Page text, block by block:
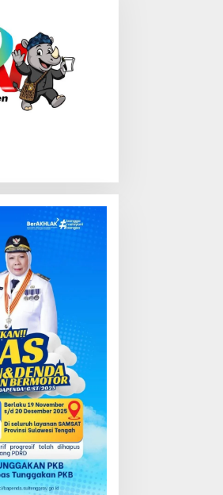
Kredit Perbankan Tumbuh
12,67 Persen, Kualitas Aset
dan Ketahanan Modal
Tetap Kokoh Juni 2026